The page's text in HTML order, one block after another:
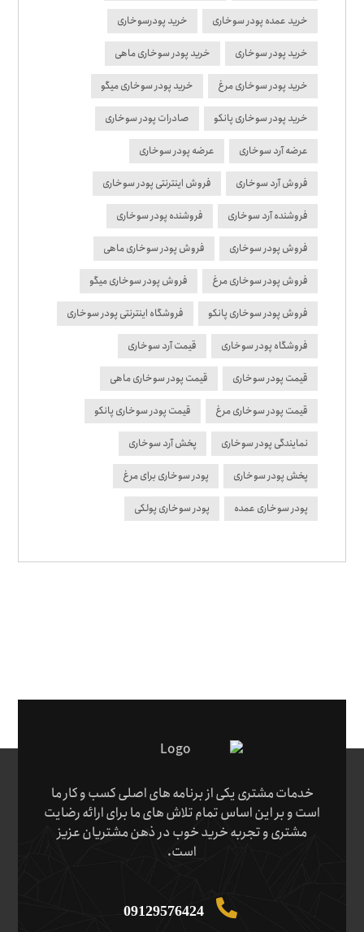
خرید عمده پودر سوخاری خرید پودرسوخاری
خرید پودر سوخاری خرید پودر سوخاری ماهی
خرید پودر سوخاری مرغ خرید پودر سوخاری میگو
خرید پودر سوخاری پانکو صادرات پودر سوخاری
عرضه آرد سوخاری عرضه پودر سوخاری
فروش آرد سوخاری فروش اینترنتی پودر سوخاری
فروشنده آرد سوخاری فروشنده پودر سوخاری
فروش پودر سوخاری فروش پودر سوخاری ماهی
فروش پودر سوخاری مرغ فروش پودر سوخاری میگو
فروش پودر سوخاری پانکو فروشگاه اینترنتی پودر سوخاری
فروشگاه پودر سوخاری قیمت آرد سوخاری
قیمت پودر سوخاری قیمت پودر سوخاری ماهی
قیمت پودر سوخاری مرغ قیمت پودر سوخاری پانکو
نمایندگی پودر سوخاری پخش آرد سوخاری
پخش پودر سوخاری پودر سوخاری برای مرغ
پودر سوخاری عمده پودر سوخاری پولکی
خدمات مشتری یکی از برنامه های اصلی کسب و کار ما
است و بر این اساس تمام تلاش های ما برای ارائه رضایت
مشتری و تجربه خرید خوب در ذهن مشتریان عزیز
است.
09129576424